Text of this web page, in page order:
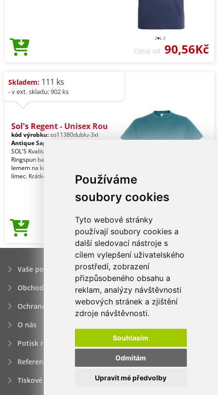
Používáme
soubory cookies
Tyto webové stránky
používají soubory cookies a
další sledovací nástroje s
cílem vylepšení uživatelského
prostředí, zobrazení
přizpůsobeného obsahu a
reklam, analýzy návštěvnosti
webových stránek a zjištění
zdroje návštěvnosti.
Souhlasím
Odmítám
Upravit mé předvolby
Cena od 90,56Kč
Skladem: 111 ks
- v ext. skladu: 902 ks
Sol's Regent - Unisex Rou
kód výrobku:so11380dublu-3xl
Antique Sapphire
SOL'S Kvalita. 100% částečně česaná
Ringspun bavlna. Styl. Vyztužení
lemem na krku. Elastanový žebrovaný
límec. Krátké r
Cena od90,56Kč
Vaše poptávka
Obchodní podmínky
Ochrana osobních údajú
O nás
Potisk reklamních předmětů
Reference
Tiskové zprávy